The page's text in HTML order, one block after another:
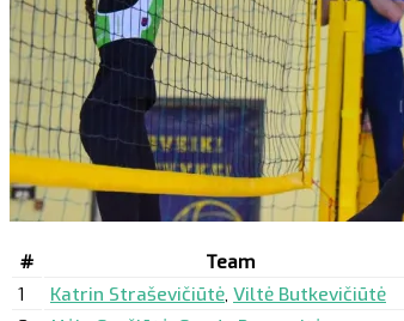
# Team
1
Katrin Straševičiūtė, Viltė Butkevičiūtė